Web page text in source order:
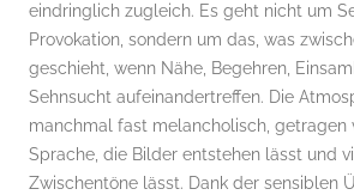
eindringlich zugleich. Es geht nicht um
Provokation, sondern um das, was
geschieht, wenn Nähe, Begehren,
Sehnsucht aufeinandertreffen. Die
manchmal fast melancholisch, getragen
Sprache, die Bilder entstehen lässt und
Zwischentöne lässt. Dank der sensiblen